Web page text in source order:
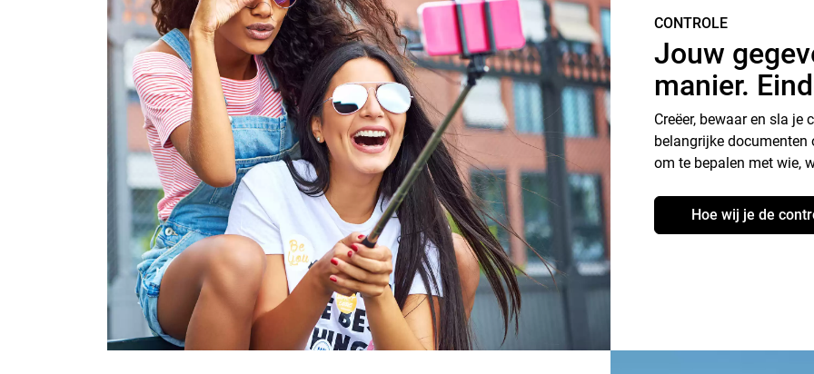
CONTROLE
Jouw
manier.
Creëer, bewaar en sla je
belangrijke
om te bepalen met wie,
Hoe wij je de